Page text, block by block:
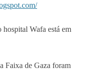
hospital Wafa está em
Faixa de Gaza foram